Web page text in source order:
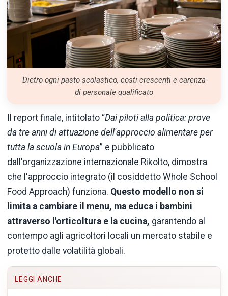
Dietro ogni pasto scolastico, costi crescenti e carenza
di personale qualificato
Il report finale, intitolato “Dai piloti alla politica: prove
da tre anni di attuazione dell'approccio alimentare per
tutta la scuola in Europa” e pubblicato
dall'organizzazione internazionale Rikolto, dimostra
che l'approccio integrato (il cosiddetto Whole School
Food Approach) funziona. Questo modello non si
limita a cambiare il menu, ma educa i bambini
attraverso l'orticoltura e la cucina, garantendo al
contempo agli agricoltori locali un mercato stabile e
protetto dalle volatilità globali.
LEGGI ANCHE